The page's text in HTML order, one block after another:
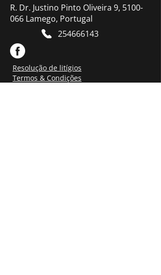
R. Dr. Justino Pinto Oliveira 9, 5100-
066 Lamego, Portugal
254666143
Resolução de litígios
Termos & Condições